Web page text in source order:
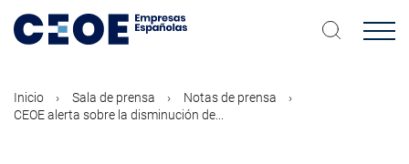
contenido
Inicio Sala de prensa
Notas de prensa
CEOE alerta sobre la disminución de...